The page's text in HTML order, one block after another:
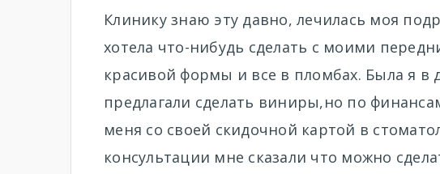
Клинику знаю эту давно, лечилась моя
хотела что-нибудь сделать с моими
красивой формы и все в пломбах. Была я в
предлагали сделать виниры,но по
меня со своей скидочной картой в
консультации мне сказали что можно